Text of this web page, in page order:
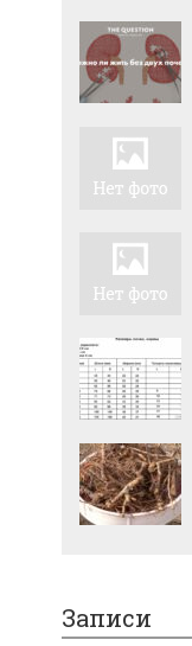
Записи